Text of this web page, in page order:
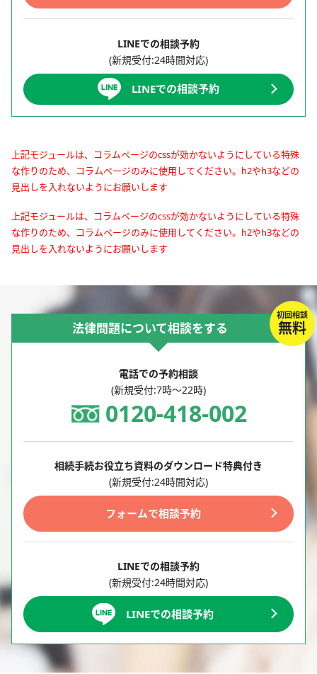
LINEでの相談予約
(新規受付:24時間対応)
LINEでの相談予約
上記モジュールは、コラムページのcssが効かないようにしている特殊
な作りのため、コラムページのみに使用してください。h2やh3などの
見出しを入れないようにお願いします
上記モジュールは、コラムページのcssが効かないようにしている特殊
な作りのため、コラムページのみに使用してください。h2やh3などの
見出しを入れないようにお願いします
初回相談
無料
法律問題について相談をする
電話での予約相談
(新規受付:7時～22時)
0120-418-002
相続手続お役立ち資料のダウンロード特典付き
(新規受付:24時間対応)
フォームで相談予約
LINEでの相談予約
(新規受付:24時間対応)
LINEでの相談予約